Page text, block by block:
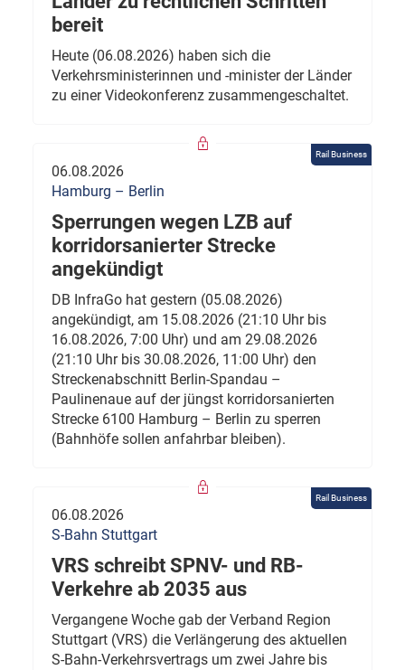
bereit
Heute (06.08.2026) haben sich die
Verkehrsministerinnen und -minister der Länder
zu einer Videokonferenz zusammengeschaltet.
Rail Business
06.08.2026
Hamburg – Berlin
Sperrungen wegen LZB auf
korridorsanierter Strecke
angekündigt
DB InfraGo hat gestern (05.08.2026)
angekündigt, am 15.08.2026 (21:10 Uhr bis
16.08.2026, 7:00 Uhr) und am 29.08.2026
(21:10 Uhr bis 30.08.2026, 11:00 Uhr) den
Streckenabschnitt Berlin-Spandau –
Paulinenaue auf der jüngst korridorsanierten
Strecke 6100 Hamburg – Berlin zu sperren
(Bahnhöfe sollen anfahrbar bleiben).
Rail Business
06.08.2026
S-Bahn Stuttgart
VRS schreibt SPNV- und RB-
Verkehre ab 2035 aus
Vergangene Woche gab der Verband Region
Stuttgart (VRS) die Verlängerung des aktuellen
S-Bahn-Verkehrsvertrags um zwei Jahre bis